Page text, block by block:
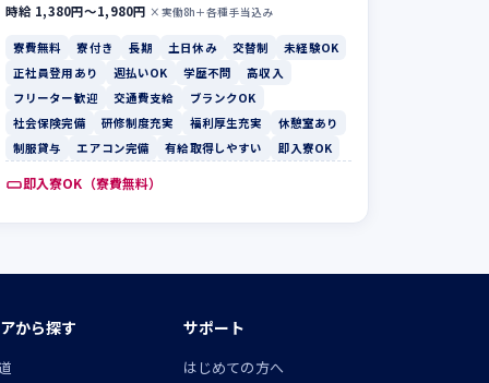
時給 1,380円〜1,980円 ×実働8h＋各種手当込み
寮費無料 寮付き 長期 土日休み 交替制
未経験OK
正社員登用あり
週払いOK 学歴不問
高収入
フリーター歓迎
交通費支給
ブランクOK
社会保険完備
研修制度充実 福利厚生充実
休憩室あり
制服貸与
エアコン完備 有給取得しやすい 即入寮OK
即入寮OK（寮費無料）
から探す サポート
はじめての方へ